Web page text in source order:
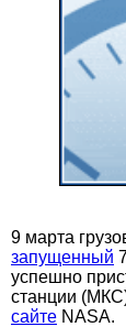
9 марта
запущенный
успешно
станции
сайте NASA.